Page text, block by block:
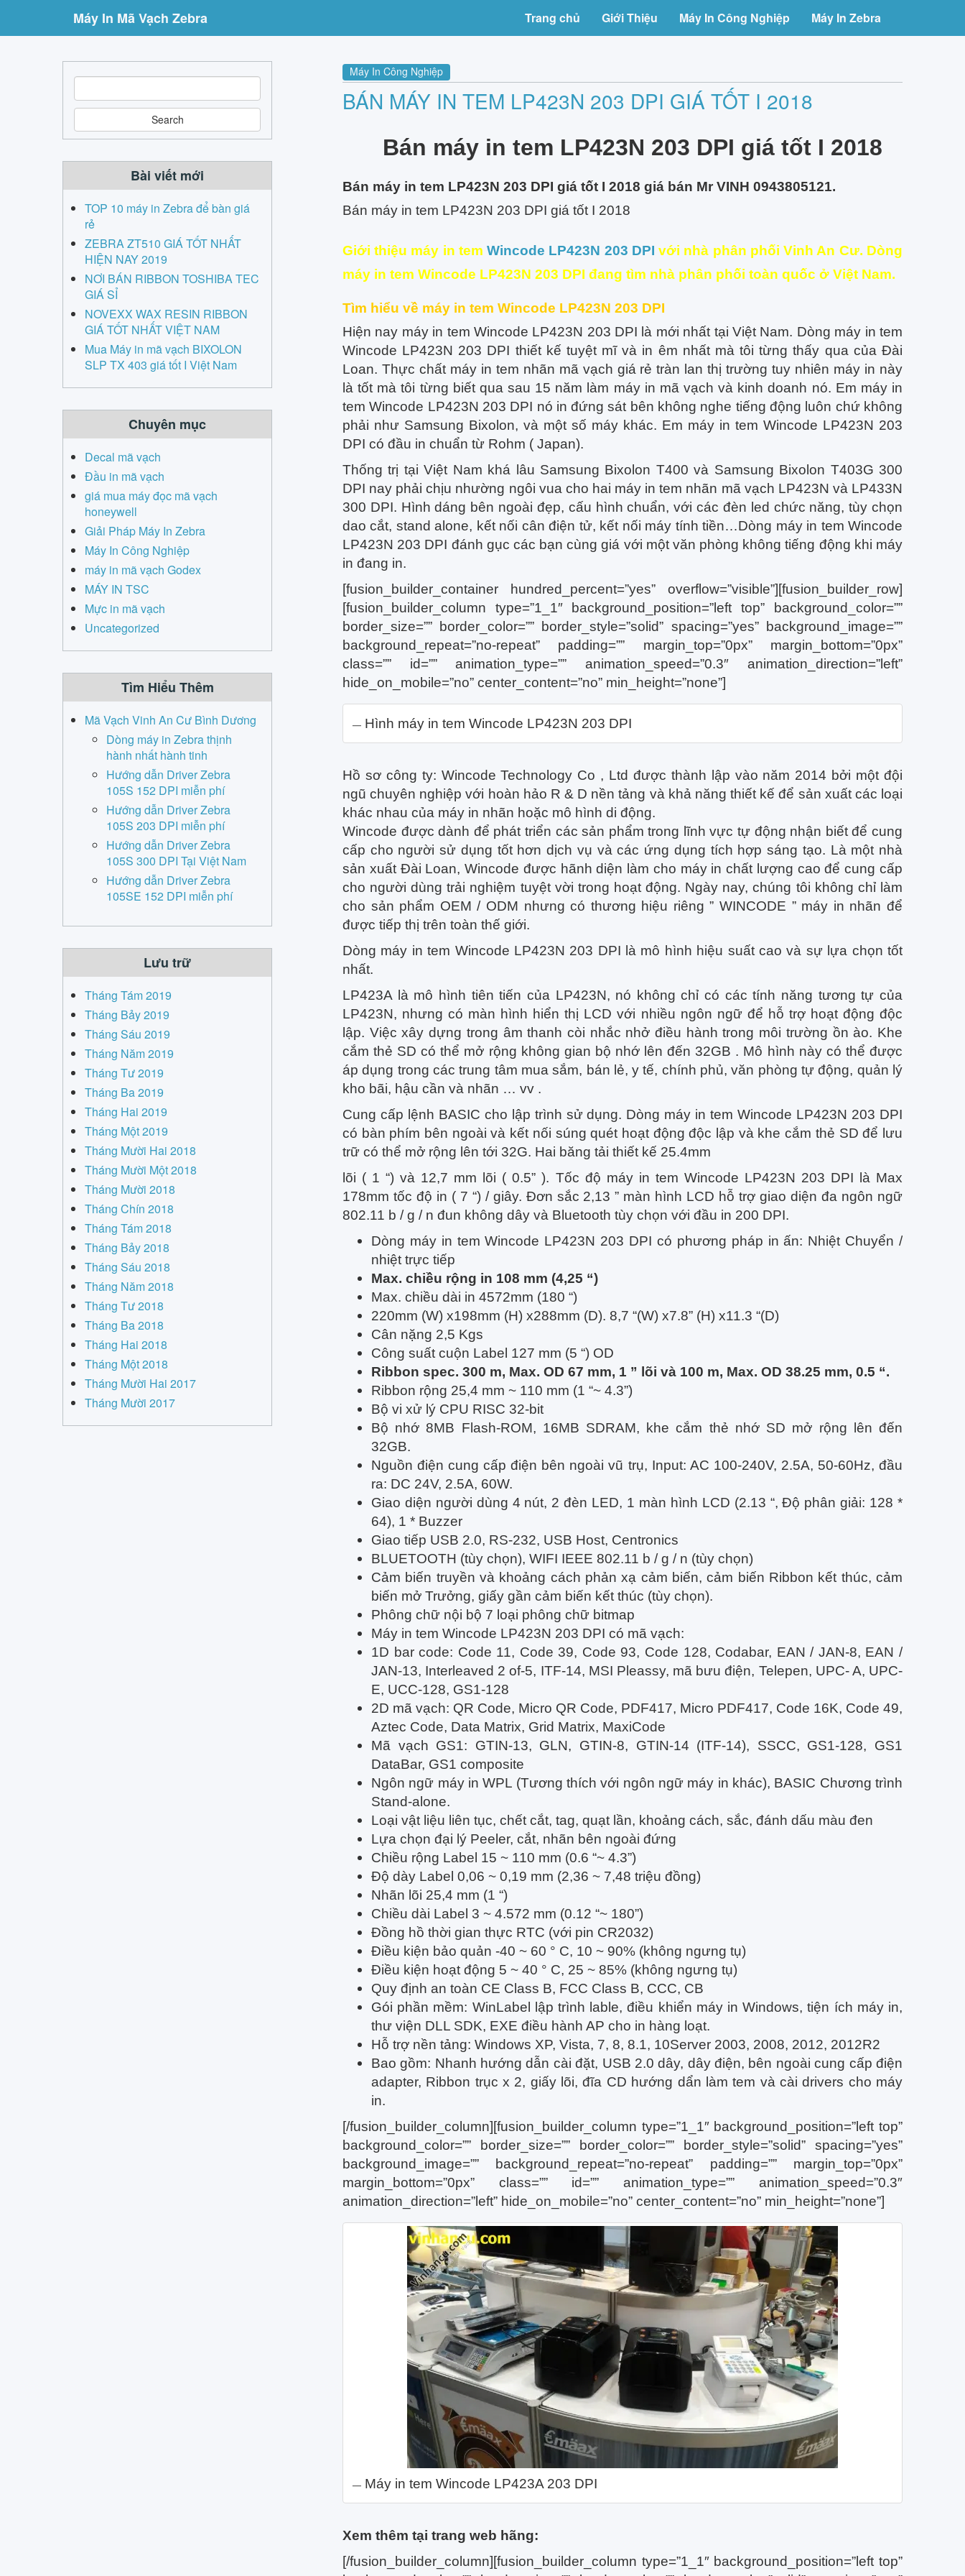
Máy In Mã Vạch Zebra Trang chủ Giới Thiệu Máy In Công Nghiệp Máy In Zebra
Máy In Công Nghiệp
BÁN MÁY IN TEM LP423N 203 DPI GIÁ TỐT I 2018
Bán máy in tem LP423N 203 DPI giá tốt I 2018
Bán máy in tem LP423N 203 DPI giá tốt I 2018 giá bán Mr VINH 0943805121.
Bán máy in tem LP423N 203 DPI giá tốt I 2018
Giới thiệu máy in temWincode LP423N 203 DPI với nhà phân phối Vinh An Cư. Dòng
máy in tem Wincode LP423N 203 DPI đang tìm nhà phân phối toàn quốc ở Việt Nam.
Tìm hiểu về máy in tem Wincode LP423N 203 DPI
Hiện nay máy in tem Wincode LP423N 203 DPI là mới nhất tại Việt Nam. Dòng máy in tem
Wincode LP423N 203 DPI thiết kế tuyệt mĩ và in êm nhất mà tôi từng thấy qua của Đài
Loan. Thực chất máy in tem nhãn mã vạch giá rẻ tràn lan thị trường tuy nhiên máy in này
là tốt mà tôi từng biết qua sau 15 năm làm máy in mã vạch và kinh doanh nó. Em máy in
tem Wincode LP423N 203 DPI nó in đứng sát bên không nghe tiếng động luôn chứ không
phải như Samsung Bixolon, và một số máy khác. Em máy in tem Wincode LP423N 203
DPI có đầu in chuẩn từ Rohm ( Japan).
Thống trị tại Việt Nam khá lâu Samsung Bixolon T400 và Samsung Bixolon T403G 300
DPI nay phải chịu nhường ngôi vua cho hai máy in tem nhãn mã vạch LP423N và LP433N
300 DPI. Hình dáng bên ngoài đẹp, cấu hình chuẩn, với các đèn led chức năng, tùy chọn
dao cắt, stand alone, kết nối cân điện tử, kết nối máy tính tiền…Dòng máy in tem Wincode
LP423N 203 DPI đánh gục các bạn cùng giá với một văn phòng không tiếng động khi máy
in đang in.
[fusion_builder_container hundred_percent=”yes” overflow=”visible”][fusion_builder_row]
[fusion_builder_column type=”1_1″ background_position=”left top” background_color=””
border_size=”” border_color=”” border_style=”solid” spacing=”yes” background_image=””
background_repeat=”no-repeat” padding=”” margin_top=”0px” margin_bottom=”0px”
class=”” id=”” animation_type=”” animation_speed=”0.3″ animation_direction=”left”
hide_on_mobile=”no” center_content=”no” min_height=”none”]
Hình máy in tem Wincode LP423N 203 DPI
Hồ sơ công ty: Wincode Technology Co , Ltd được thành lập vào năm 2014 bởi một đội
ngũ chuyên nghiệp với hoàn hảo R & D nền tảng và khả năng thiết kế để sản xuất các loại
khác nhau của máy in nhãn hoặc mô hình di động.
Wincode được dành để phát triển các sản phẩm trong lĩnh vực tự động nhận biết để cung
cấp cho người sử dụng tốt hơn dịch vụ và các ứng dụng tích hợp sáng tạo. Là một nhà
sản xuất Đài Loan, Wincode được hãnh diện làm cho máy in chất lượng cao để cung cấp
cho người dùng trải nghiệm tuyệt vời trong hoạt động. Ngày nay, chúng tôi không chỉ làm
cho sản phẩm OEM / ODM nhưng có thương hiệu riêng ” WINCODE ” máy in nhãn để
được tiếp thị trên toàn thế giới.
Dòng máy in tem Wincode LP423N 203 DPI là mô hình hiệu suất cao và sự lựa chọn tốt
nhất.
LP423A là mô hình tiên tiến của LP423N, nó không chỉ có các tính năng tương tự của
LP423N, nhưng có màn hình hiển thị LCD với nhiều ngôn ngữ để hỗ trợ hoạt động độc
lập. Việc xây dựng trong âm thanh còi nhắc nhở điều hành trong môi trường ồn ào. Khe
cắm thẻ SD có thể mở rộng không gian bộ nhớ lên đến 32GB . Mô hình này có thể được
áp dụng trong các trung tâm mua sắm, bán lẻ, y tế, chính phủ, văn phòng tự động, quản lý
kho bãi, hậu cần và nhãn … vv .
Cung cấp lệnh BASIC cho lập trình sử dụng. Dòng máy in tem Wincode LP423N 203 DPI
có bàn phím bên ngoài và kết nối súng quét hoạt động độc lập và khe cắm thẻ SD để lưu
trữ có thể mở rộng lên tới 32G. Hai băng tải thiết kế 25.4mm
lõi ( 1 “) và 12,7 mm lõi ( 0.5” ). Tốc độ máy in tem Wincode LP423N 203 DPI là Max
178mm tốc độ in ( 7 “) / giây. Đơn sắc 2,13 ” màn hình LCD hỗ trợ giao diện đa ngôn ngữ
802.11 b / g / n đun không dây và Bluetooth tùy chọn với đầu in 200 DPI.
Dòng máy in tem Wincode LP423N 203 DPI có phương pháp in ấn: Nhiệt Chuyển /
nhiệt trực tiếp
Max. chiều rộng in 108 mm (4,25 “)
Max. chiều dài in 4572mm (180 “)
220mm (W) x198mm (H) x288mm (D). 8,7 “(W) x7.8” (H) x11.3 “(D)
Cân nặng 2,5 Kgs
Công suất cuộn Label 127 mm (5 “) OD
Ribbon spec. 300 m, Max. OD 67 mm, 1 ” lõi và 100 m, Max. OD 38.25 mm, 0.5 “.
Ribbon rộng 25,4 mm ~ 110 mm (1 “~ 4.3”)
Bộ vi xử lý CPU RISC 32-bit
Bộ nhớ 8MB Flash-ROM, 16MB SDRAM, khe cắm thẻ nhớ SD mở rộng lên đến
32GB.
Nguồn điện cung cấp điện bên ngoài vũ trụ, Input: AC 100-240V, 2.5A, 50-60Hz, đầu
ra: DC 24V, 2.5A, 60W.
Giao diện người dùng 4 nút, 2 đèn LED, 1 màn hình LCD (2.13 “, Độ phân giải: 128 *
64), 1 * Buzzer
Giao tiếp USB 2.0, RS-232, USB Host, Centronics
BLUETOOTH (tùy chọn), WIFI IEEE 802.11 b / g / n (tùy chọn)
Cảm biến truyền và khoảng cách phản xạ cảm biến, cảm biến Ribbon kết thúc, cảm
biến mở Trưởng, giấy gần cảm biến kết thúc (tùy chọn).
Phông chữ nội bộ 7 loại phông chữ bitmap
Máy in tem Wincode LP423N 203 DPI có mã vạch:
1D bar code: Code 11, Code 39, Code 93, Code 128, Codabar, EAN / JAN-8, EAN /
JAN-13, Interleaved 2 of-5, ITF-14, MSI Pleassy, mã bưu điện, Telepen, UPC- A, UPC-
E, UCC-128, GS1-128
2D mã vạch: QR Code, Micro QR Code, PDF417, Micro PDF417, Code 16K, Code 49,
Aztec Code, Data Matrix, Grid Matrix, MaxiCode
Mã vạch GS1: GTIN-13, GLN, GTIN-8, GTIN-14 (ITF-14), SSCC, GS1-128, GS1
DataBar, GS1 composite
Ngôn ngữ máy in WPL (Tương thích với ngôn ngữ máy in khác), BASIC Chương trình
Stand-alone.
Loại vật liệu liên tục, chết cắt, tag, quạt lần, khoảng cách, sắc, đánh dấu màu đen
Lựa chọn đại lý Peeler, cắt, nhãn bên ngoài đứng
Chiều rộng Label 15 ~ 110 mm (0.6 “~ 4.3”)
Độ dày Label 0,06 ~ 0,19 mm (2,36 ~ 7,48 triệu đồng)
Nhãn lõi 25,4 mm (1 “)
Chiều dài Label 3 ~ 4.572 mm (0.12 “~ 180”)
Đồng hồ thời gian thực RTC (với pin CR2032)
Điều kiện bảo quản -40 ~ 60 ° C, 10 ~ 90% (không ngưng tụ)
Điều kiện hoạt động 5 ~ 40 ° C, 25 ~ 85% (không ngưng tụ)
Quy định an toàn CE Class B, FCC Class B, CCC, CB
Gói phần mềm: WinLabel lập trình lable, điều khiển máy in Windows, tiện ích máy in,
thư viện DLL SDK, EXE điều hành AP cho in hàng loạt.
Hỗ trợ nền tảng: Windows XP, Vista, 7, 8, 8.1, 10Server 2003, 2008, 2012, 2012R2
Bao gồm: Nhanh hướng dẫn cài đặt, USB 2.0 dây, dây điện, bên ngoài cung cấp điện
adapter, Ribbon trục x 2, giấy lõi, đĩa CD hướng dẩn làm tem và cài drivers cho máy
in.
[/fusion_builder_column][fusion_builder_column type=”1_1″ background_position=”left top”
background_color=”” border_size=”” border_color=”” border_style=”solid” spacing=”yes”
background_image=”” background_repeat=”no-repeat” padding=”” margin_top=”0px”
margin_bottom=”0px” class=”” id=”” animation_type=”” animation_speed=”0.3″
animation_direction=”left” hide_on_mobile=”no” center_content=”no” min_height=”none”]
Máy in tem Wincode LP423A 203 DPI
Xem thêm tại trang web hãng:
[/fusion_builder_column][fusion_builder_column type=”1_1″ background_position=”left top”
S
e
a
r
h
Bài viết mới
TOP 10 máy in Zebra để bàn giá
rẻ
ZEBRA ZT510 GIÁ TỐT NHẤT
HIỆN NAY 2019
NƠI BÁN RIBBON TOSHIBA TEC
GIÁ SỈ
NOVEXX WAX RESIN RIBBON
GIÁ TỐT NHẤT VIỆT NAM
Mua Máy in mã vạch BIXOLON
SLP TX 403 giá tốt I Việt Nam
Chuyên mục
Decal mã vạch
Đầu in mã vạch
giá mua máy đọc mã vạch
honeywell
Giải Pháp Máy In Zebra
Máy In Công Nghiệp
máy in mã vạch Godex
MÁY IN TSC
Mực in mã vạch
Uncategorized
Tìm Hiểu Thêm
Mã Vạch Vinh An Cư Bình Dương
Dòng máy in Zebra thịnh
hành nhất hành tinh
Hướng dẫn Driver Zebra
105S 152 DPI miễn phí
Hướng dẫn Driver Zebra
105S 203 DPI miễn phí
Hướng dẫn Driver Zebra
105S 300 DPI Tại Việt Nam
Hướng dẫn Driver Zebra
105SE 152 DPI miễn phí
Lưu trữ
Tháng Tám 2019
Tháng Bảy 2019
Tháng Sáu 2019
Tháng Năm 2019
Tháng Tư 2019
Tháng Ba 2019
Tháng Hai 2019
Tháng Một 2019
Tháng Mười Hai 2018
Tháng Mười Một 2018
Tháng Mười 2018
Tháng Chín 2018
Tháng Tám 2018
Tháng Bảy 2018
Tháng Sáu 2018
Tháng Năm 2018
Tháng Tư 2018
Tháng Ba 2018
Tháng Hai 2018
Tháng Một 2018
Tháng Mười Hai 2017
Tháng Mười 2017